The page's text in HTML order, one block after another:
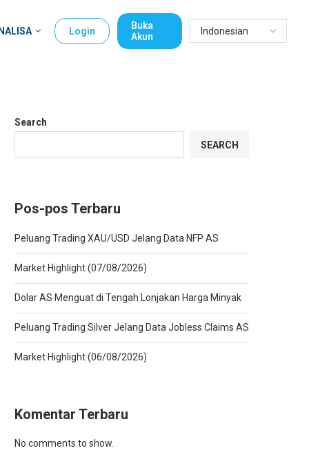
Login
Buka
Akun
Search
SEARCH
Pos-pos Terbaru
Peluang Trading XAU/USD Jelang Data NFP AS
Market Highlight (07/08/2026)
Dolar AS Menguat di Tengah Lonjakan Harga Minyak
Peluang Trading Silver Jelang Data Jobless Claims AS
Market Highlight (06/08/2026)
Komentar Terbaru
No comments to show.